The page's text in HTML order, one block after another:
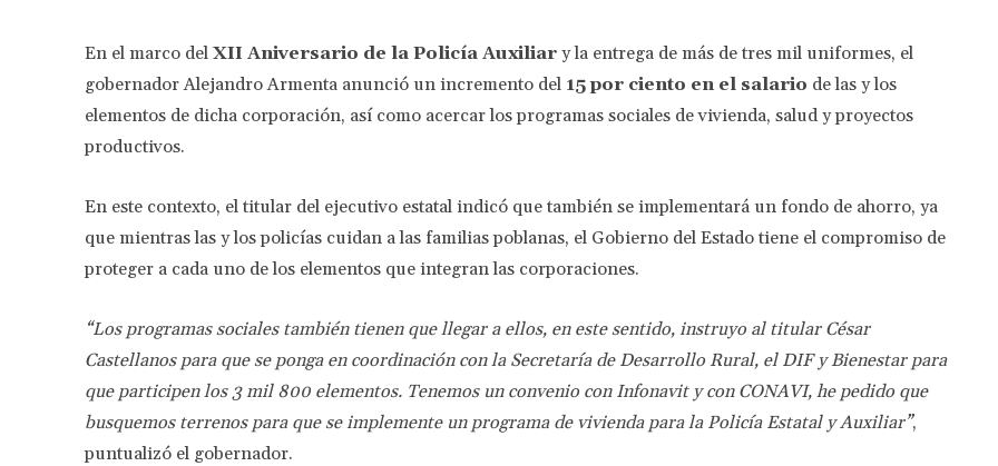
En el marco del XII Aniversario de la Policía Auxiliar y la entrega de más de tres mil uniformes, el
gobernador Alejandro Armenta anunció un incremento del 15 por ciento en el salario de las y los
elementos de dicha corporación, así como acercar los programas sociales de vivienda, salud y proyectos
productivos.
En este contexto, el titular del ejecutivo estatal indicó que también se implementará un fondo de ahorro, ya
que mientras las y los policías cuidan a las familias poblanas, el Gobierno del Estado tiene el compromiso de
proteger a cada uno de los elementos que integran las corporaciones.
“Los programas sociales también tienen que llegar a ellos, en este sentido, instruyo al titular César
Castellanos para que se ponga en coordinación con la Secretaría de Desarrollo Rural, el DIF y Bienestar para
que participen los 3 mil 800 elementos. Tenemos un convenio con Infonavit y con CONAVI, he pedido que
busquemos terrenos para que se implemente un programa de vivienda para la Policía Estatal y Auxiliar”,
puntualizó el gobernador.